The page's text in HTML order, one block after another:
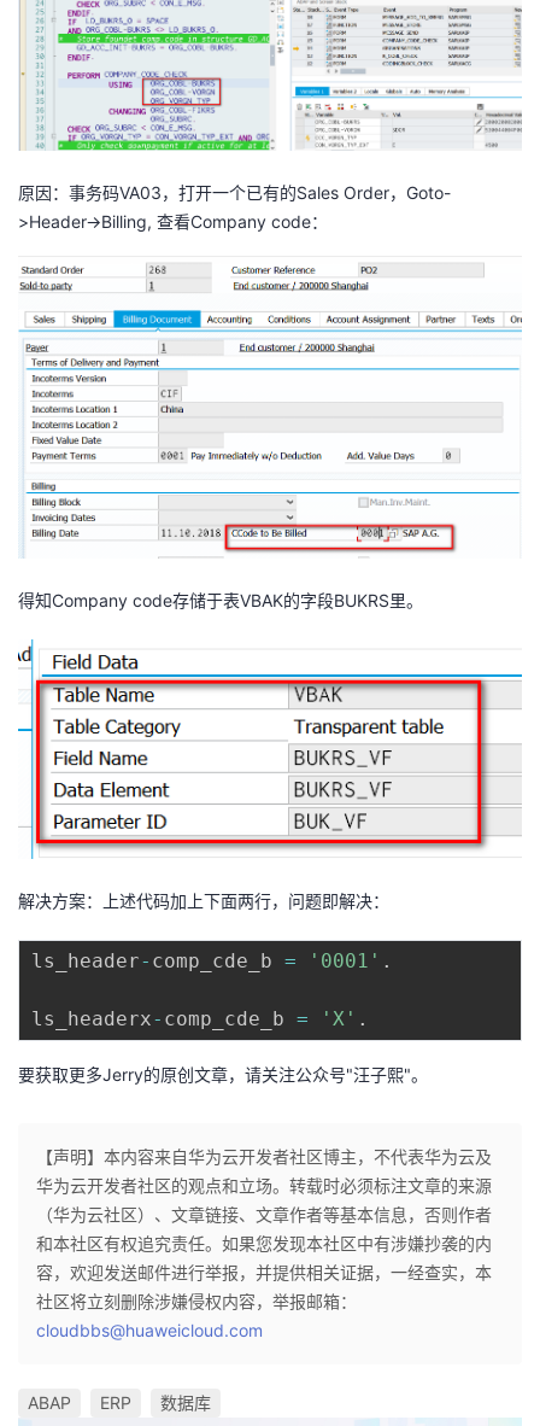
原因：事务码VA03，打开一个已有的Sales Order，Goto-
>Header->Billing, 查看Company code：
得知Company code存储于表VBAK的字段BUKRS里。
解决方案：上述代码加上下面两行，问题即解决：
ls_header- comp_cde_b = '0001' .
ls_headerx- comp_cde_b = 'X' .
要获取更多Jerry的原创文章，请关注公众号"汪子熙"。
【声明】本内容来自华为云开发者社区博主，不代表华为云及
华为云开发者社区的观点和立场。转载时必须标注文章的来源
（华为云社区）、文章链接、文章作者等基本信息，否则作者
和本社区有权追究责任。如果您发现本社区中有涉嫌抄袭的内
容，欢迎发送邮件进行举报，并提供相关证据，一经查实，本
社区将立刻删除涉嫌侵权内容，举报邮箱：
cloudbbs@huaweicloud.com
ABAP ERP 数据库